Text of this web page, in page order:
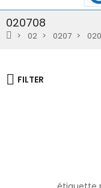
020708
02 0207
FILTER